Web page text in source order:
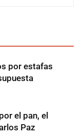
por estafas
el pan, el
Paz